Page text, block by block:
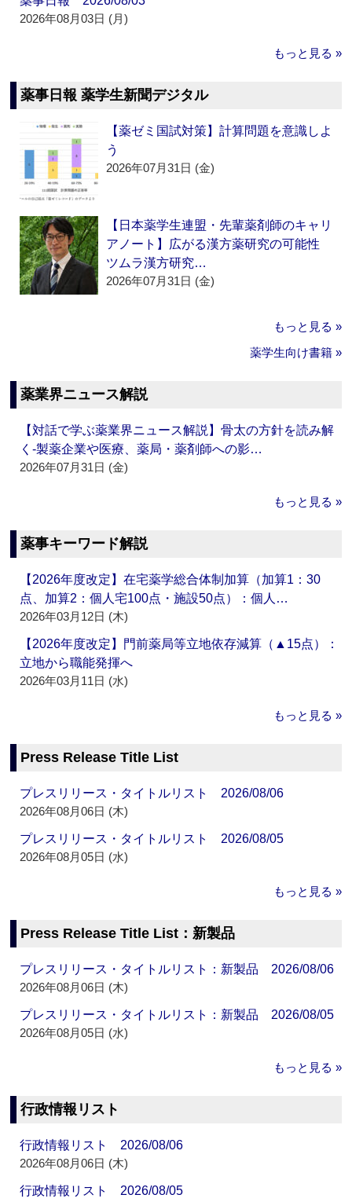
2026年08月03日 (月)
もっと見る »
薬事日報 薬学生新聞デジタル
【薬ゼミ国試対策】計算問題を意識しよ
う
2026年07月31日 (金)
【日本薬学生連盟・先輩薬剤師のキャリ
アノート】広がる漢方薬研究の可能性
ツムラ漢方研究…
2026年07月31日 (金)
もっと見る »
薬学生向け書籍 »
薬業界ニュース解説
【対話で学ぶ薬業界ニュース解説】骨太の方針を読み解
く‐製薬企業や医療、薬局・薬剤師への影…
2026年07月31日 (金)
もっと見る »
薬事キーワード解説
【2026年度改定】在宅薬学総合体制加算（加算1：30
点、加算2：個人宅100点・施設50点）：個人…
2026年03月12日 (木)
【2026年度改定】門前薬局等立地依存減算（▲15点）：
立地から職能発揮へ
2026年03月11日 (水)
もっと見る »
Press Release Title List
プレスリリース・タイトルリスト 2026/08/06
2026年08月06日 (木)
プレスリリース・タイトルリスト 2026/08/05
2026年08月05日 (水)
もっと見る »
Press Release Title List：新製品
プレスリリース・タイトルリスト：新製品 2026/08/06
2026年08月06日 (木)
プレスリリース・タイトルリスト：新製品 2026/08/05
2026年08月05日 (水)
もっと見る »
行政情報リスト
行政情報リスト 2026/08/06
2026年08月06日 (木)
行政情報リスト 2026/08/05